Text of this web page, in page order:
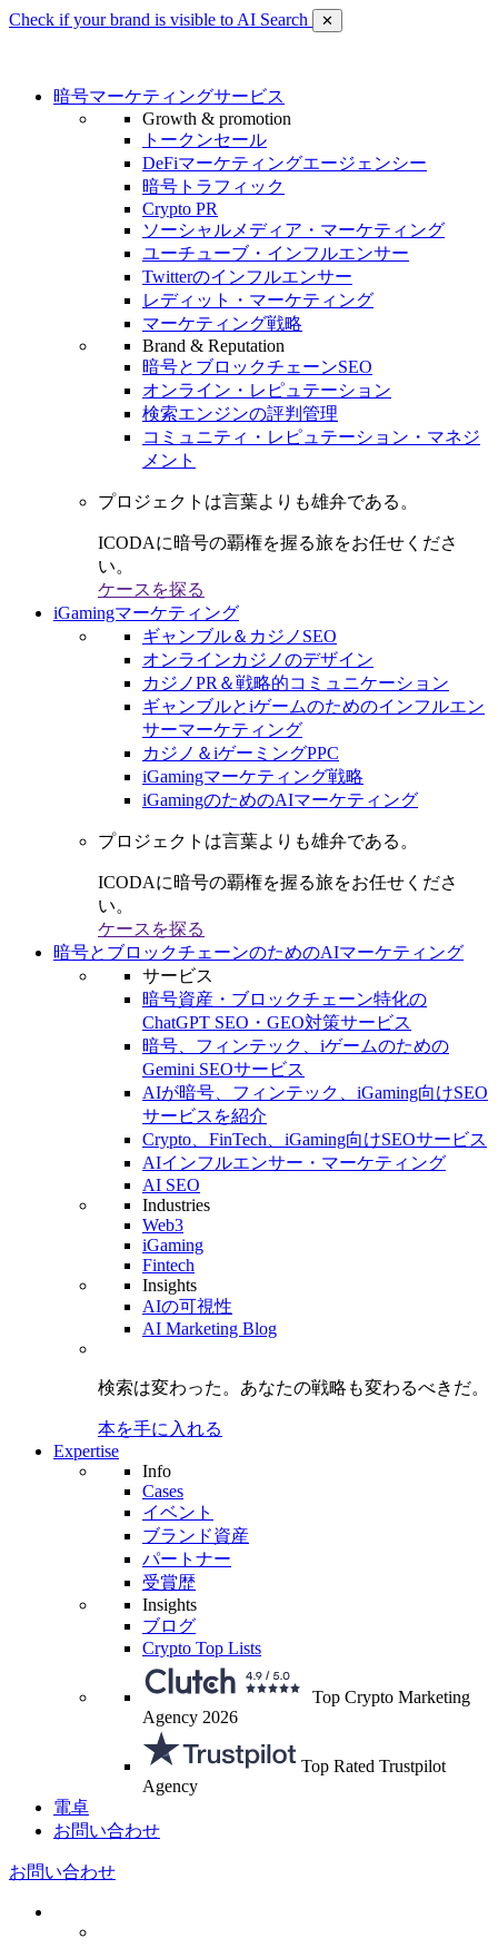
Check if your brand is visible to AI Search ✕
暗号マーケティングサービス
Growth & promotion
トークンセール
DeFiマーケティングエージェンシー
暗号トラフィック
Crypto PR
ソーシャルメディア・マーケティング
ユーチューブ・インフルエンサー
Twitterのインフルエンサー
レディット・マーケティング
マーケティング戦略
Brand & Reputation
暗号とブロックチェーンSEO
オンライン・レピュテーション
検索エンジンの評判管理
コミュニティ・レピュテーション・マネジ
メント
プロジェクトは言葉よりも雄弁である。
ICODAに暗号の覇権を握る旅をお任せくださ
い。
ケースを探る
iGamingマーケティング
ギャンブル＆カジノSEO
オンラインカジノのデザイン
カジノPR＆戦略的コミュニケーション
ギャンブルとiゲームのためのインフルエン
サーマーケティング
カジノ＆iゲーミングPPC
iGamingマーケティング戦略
iGamingのためのAIマーケティング
プロジェクトは言葉よりも雄弁である。
ICODAに暗号の覇権を握る旅をお任せくださ
い。
ケースを探る
暗号とブロックチェーンのためのAIマーケティング
サービス
暗号資産・ブロックチェーン特化の
ChatGPT SEO・GEO対策サービス
暗号、フィンテック、iゲームのための
Gemini SEOサービス
AIが暗号、フィンテック、iGaming向けSEO
サービスを紹介
Crypto、FinTech、iGaming向けSEOサービス
AIインフルエンサー・マーケティング
AI SEO
Industries
Web3
iGaming
Fintech
Insights
AIの可視性
AI Marketing Blog
検索は変わった。 あなたの戦略も変わるべきだ。
本を手に入れる
Expertise
Info
Cases
イベント
ブランド資産
パートナー
受賞歴
Insights
ブログ
Crypto Top Lists
Top Crypto Marketing
Agency 2026
Top Rated Trustpilot
Agency
電卓
お問い合わせ
お問い合わせ